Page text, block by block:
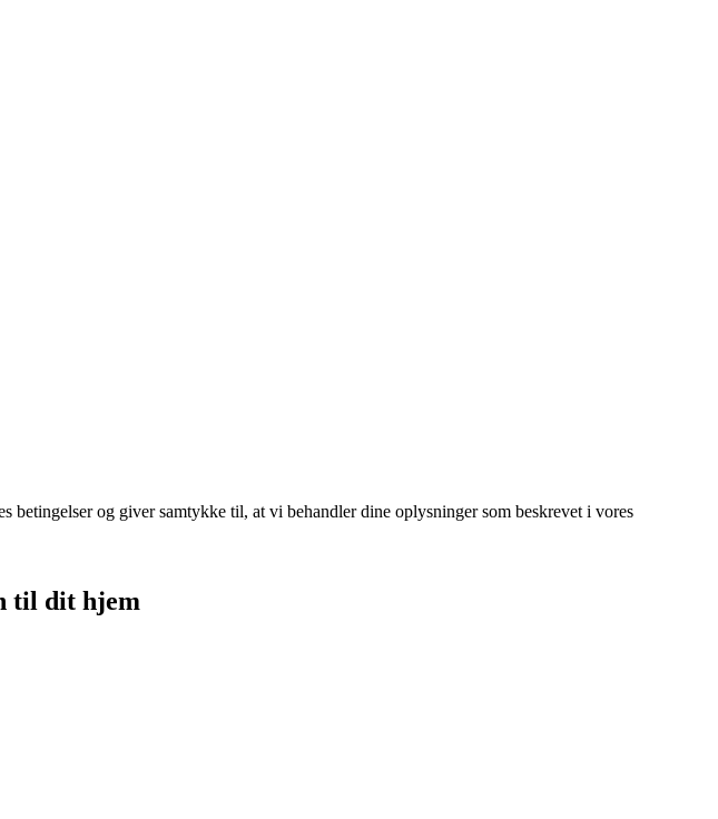
og giver samtykke til, at vi behandler dine oplysninger som beskrevet i vores
til dit hjem